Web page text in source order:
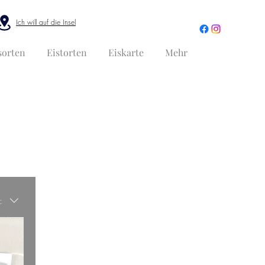
Ich will auf die Insel
Eistorten Eiskarte Mehr